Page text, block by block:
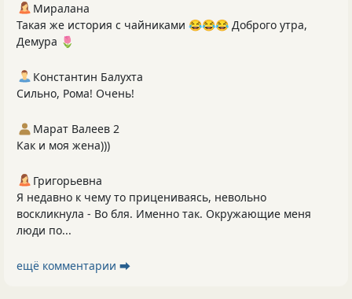
Миралана
Такая же история с чайниками 😂😂😂 Доброго утра,
Демура 🌷
Константин Балухта
Сильно, Рома! Очень!
Марат Валеев 2
Как и моя жена)))
Григорьевна
Я недавно к чему то прицениваясь, невольно
воскликнула - Во бля. Именно так. Окружающие меня
люди по...
ещё комментарии ⮕